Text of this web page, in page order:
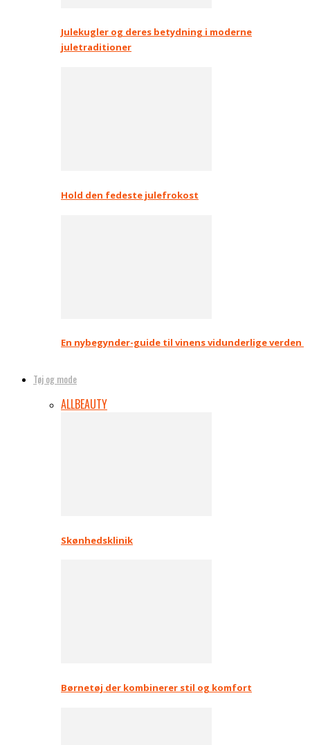
Julekugler og deres betydning i moderne
juletraditioner
Hold den fedeste julefrokost
En nybegynder-guide til vinens vidunderlige verden
Tøj og mode
ALLBEAUTY
Skønhedsklinik
Børnetøj der kombinerer stil og komfort